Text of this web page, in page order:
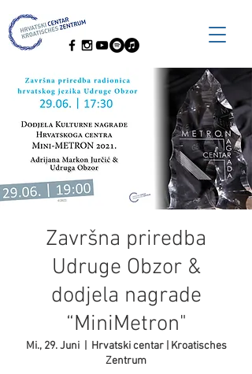
Završna priredba
Udruge Obzor &
dodjela nagrade
“MiniMetron"
Mi., 29. Juni
  |
Hrvatski centar | Kroatisches
Zentrum